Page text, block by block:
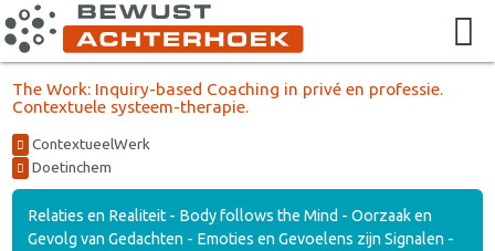
The Work: Inquiry-based Coaching in privé en professie.
Contextuele systeem-therapie.
ContextueelWerk
Doetinchem
Relaties en Realiteit - Body follows the Mind - Oorzaak en
Gevolg van Gedachten - Emoties en Gevoelens zijn Signalen -